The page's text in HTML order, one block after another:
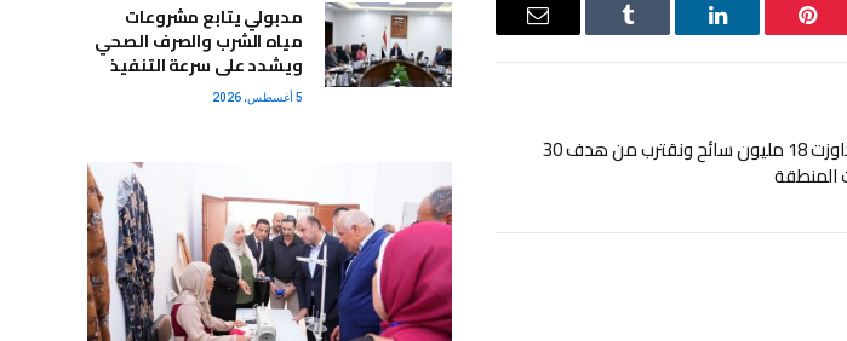
بينتيريستلينكدإن Tumblr
البريد
الإلكتروني
هاني بيتر: مصر تجاوزت 18 مليون سائح ونقترب من هدف 30
المنطقة
مدبولي يتابع مشروعات
مياه الشرب والصرف الصحي
ويشدد على سرعة التنفيذ
5 أغسطس، 2026